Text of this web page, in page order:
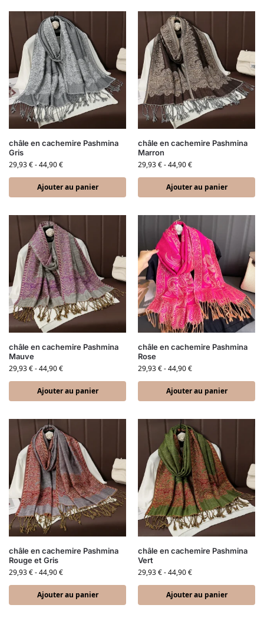
châle en cachemire Pashmina
Gris
29,93€-44,90€
Ajouter au panier
châle en cachemire Pashmina
Marron
29,93€-44,90€
Ajouter au panier
châle en cachemire Pashmina
Mauve
29,93€-44,90€
Ajouter au panier
châle en cachemire Pashmina
Rose
29,93€-44,90€
Ajouter au panier
châle en cachemire Pashmina
Rouge et Gris
29,93€-44,90€
Ajouter au panier
châle en cachemire Pashmina
Vert
29,93€-44,90€
Ajouter au panier